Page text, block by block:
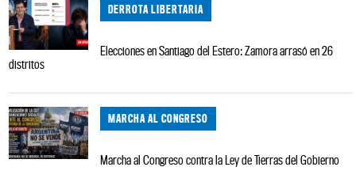
DERROTA LIBERTARIA
Elecciones en Santiago del Estero: Zamora arrasó en 26
distritos
MARCHA AL CONGRESO
Marcha al Congreso contra la Ley de Tierras del Gobierno